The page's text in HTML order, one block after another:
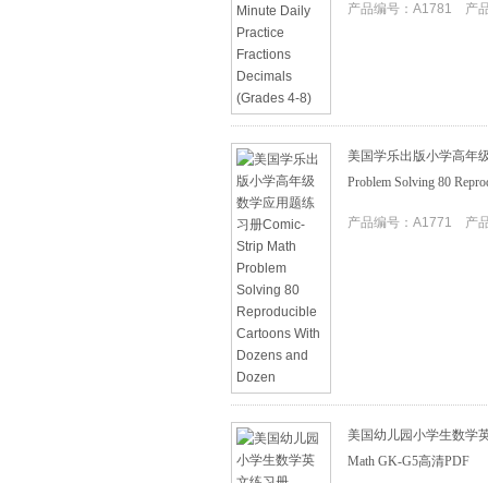
产品编号：A1781 产
美国学乐出版小学高年
Problem Solving 80
产品编号：A1771 产
美国幼儿园小学生数学
Math GK-G5高清PDF